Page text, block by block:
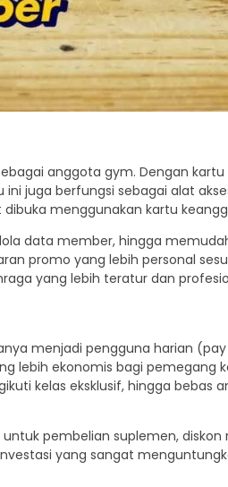
anggota gym. Dengan kartu
juga berfungsi sebagai alat
menggunakan kartu
data member, hingga
promo yang lebih personal
yang lebih teratur dan
menjadi pengguna harian
lebih ekonomis bagi pemegang
kelas eksklusif, hingga bebas
pembelian suplemen, diskon
yang sangat